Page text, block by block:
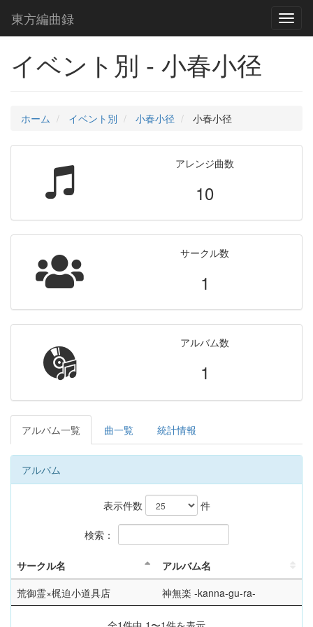
東方編曲録
イベント別 - 小春小径
ホーム イベント別 小春小径 小春小径
アレンジ曲数
10
サークル数
1
アルバム数
1
アルバム一覧 曲一覧 統計情報
アルバム
表示件数 件
検索：
サークル名
アルバム名
荒御霊×梶迫小道具店
神無楽 -kanna-gu-ra-